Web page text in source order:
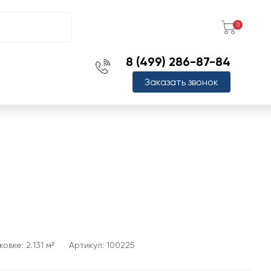
0
8 (499) 286-87-84
Заказать звонок
2.131 м² Артикул: 100225